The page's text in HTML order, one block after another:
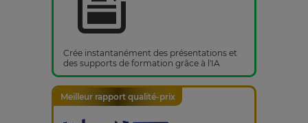
Crée instantanément des présentations et
des supports de formation grâce à l'IA
Meilleur rapport qualité-prix